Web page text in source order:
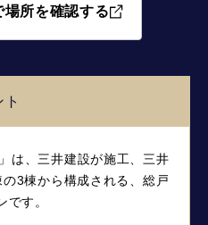
所を確認する
は、三井建設が施工、三井
3棟から構成される、総戸
す。